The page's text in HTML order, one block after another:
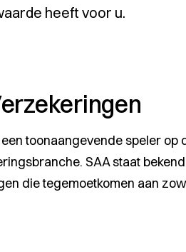
heeft voor u.
toonaangevende speler
SAA staat
die tegemoetkomen aan